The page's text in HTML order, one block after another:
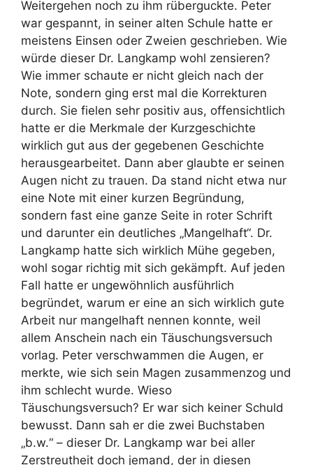
Weitergehen noch zu ihm rüberguckte. Peter
war gespannt, in seiner alten Schule hatte er
meistens Einsen oder Zweien geschrieben. Wie
würde dieser Dr. Langkamp wohl zensieren?
Wie immer schaute er nicht gleich nach der
Note, sondern ging erst mal die Korrekturen
durch. Sie fielen sehr positiv aus, offensichtlich
hatte er die Merkmale der Kurzgeschichte
wirklich gut aus der gegebenen Geschichte
herausgearbeitet. Dann aber glaubte er seinen
Augen nicht zu trauen. Da stand nicht etwa nur
eine Note mit einer kurzen Begründung,
sondern fast eine ganze Seite in roter Schrift
und darunter ein deutliches „Mangelhaft“. Dr.
Langkamp hatte sich wirklich Mühe gegeben,
wohl sogar richtig mit sich gekämpft. Auf jeden
Fall hatte er ungewöhnlich ausführlich
begründet, warum er eine an sich wirklich gute
Arbeit nur mangelhaft nennen konnte, weil
allem Anschein nach ein Täuschungsversuch
vorlag. Peter verschwammen die Augen, er
merkte, wie sich sein Magen zusammenzog und
ihm schlecht wurde. Wieso
Täuschungsversuch? Er war sich keiner Schuld
bewusst. Dann sah er die zwei Buchstaben
„b.w.“ – dieser Dr. Langkamp war bei aller
Zerstreutheit doch jemand, der in diesen